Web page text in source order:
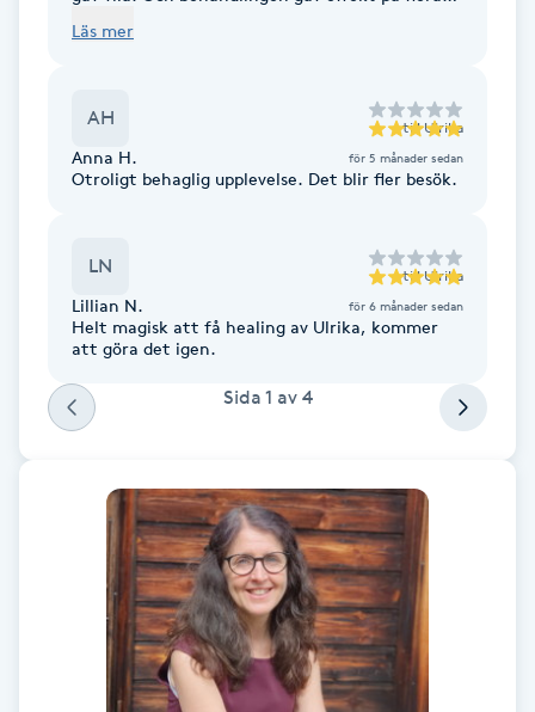
Extensions
Eyeliner-tatuering
Face framing
Faceliftmassage
Fet hårbotten
Fettreducering
Fibromassage
Fotmassage
för både kropp och själ.
Läs mer
AH till Ulrika
Anna H. för 5 månader sedan
Otroligt behaglig upplevelse. Det blir fler besök.
LN till Ulrika
Lillian N. för 6 månader sedan
Helt magisk att få healing av Ulrika, kommer
att göra det igen.
Sida 1 av 4